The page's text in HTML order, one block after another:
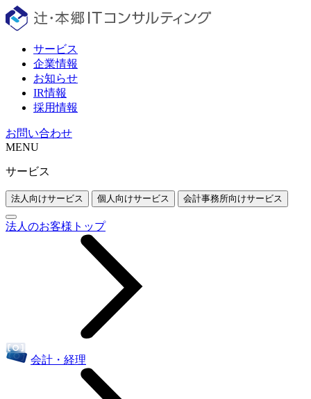
サービス
企業情報
お知らせ
IR情報
採用情報
お問い合わせ
MENU
サービス
法人向けサービス 個人向けサービス 会計事務所向けサービス
法人のお客様トップ
会計・経理